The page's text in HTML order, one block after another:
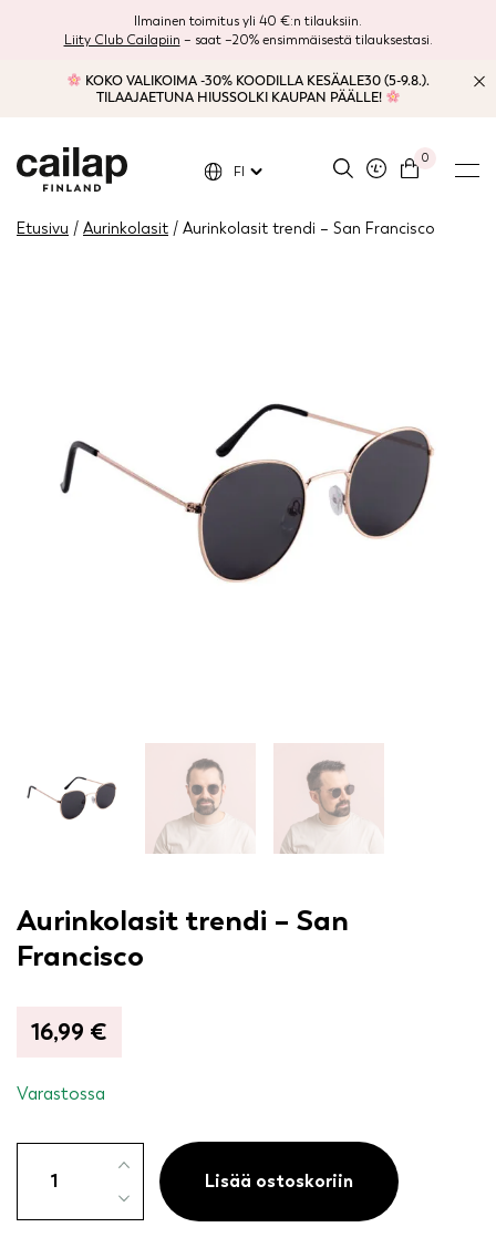
Ilmainen toimitus yli 40 €:n tilauksiin.
Liity Club Cailapiin – saat –20% ensimmäisestä tilauksestasi.
KOKO VALIKOIMA -30% KOODILLA KESÄALE30 (5-9.8.).
TILAAJAETUNA HIUSSOLKI KAUPAN PÄÄLLE!
0
FI
Etusivu / Aurinkolasit / Aurinkolasit trendi – San Francisco
Aurinkolasit trendi – San
Francisco
16,99 €
Varastossa
trendi
Lisää ostoskoriin